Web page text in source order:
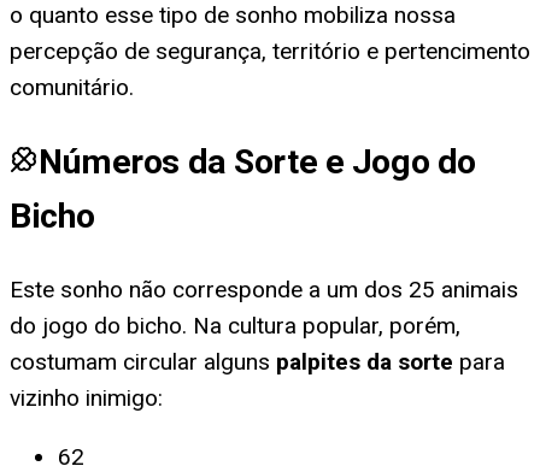
o quanto esse tipo de sonho mobiliza nossa
percepção de segurança, território e pertencimento
comunitário.
Números da Sorte e Jogo do
Bicho
Este sonho não corresponde a um dos 25 animais
do jogo do bicho. Na cultura popular, porém,
costumam circular alguns palpites da sorte para
vizinho inimigo:
62